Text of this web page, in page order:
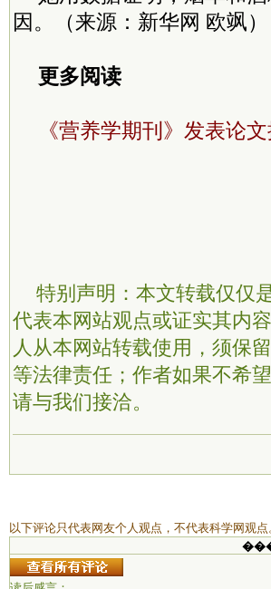
因。（来源：新华网 欧飒）
更多阅读
《营养学期刊》发表论文
特别声明：本文转载仅仅
代表本网站观点或证实其内
人从本网站转载使用，须保
等法律责任；作者如果不希
请与我们接洽。
以下评论只代表网友个人观点，不代表科学网观点